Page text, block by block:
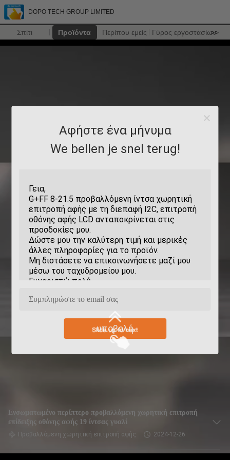
DOPO TECH GROUP LIMITED
Σπίτι Προϊόντα Περίπου εμείς Γύρος εργοστασίων
>>
Αφήστε ένα μήνυμα
We bellen je snel terug!
υποβολή
Ενσωματωμένο περίπτερο προβαλλόμενη χωρητική επιτροπή
επίδειξης οθόνης αφής 19 ίντσας γυαλί
Προβαλλόμενη χωρητική επιτροπή αφής 2024-12-26